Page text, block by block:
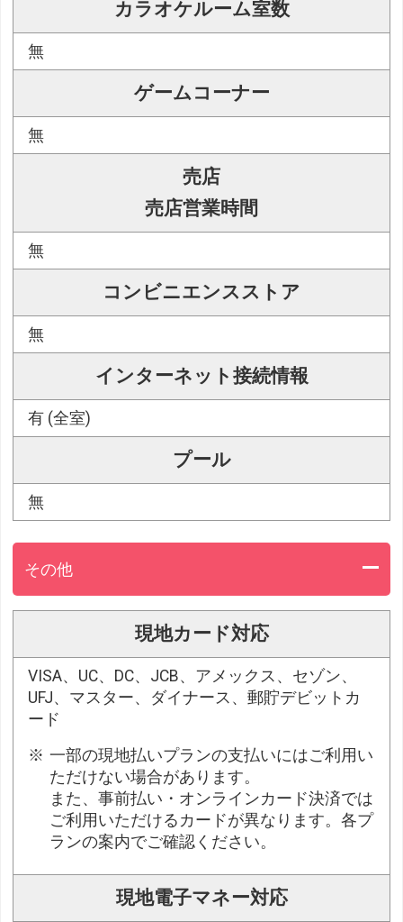
カラオケルーム室数
無
ゲームコーナー
無
売店
売店営業時間
無
コンビニエンスストア
無
インターネット接続情報
有 (全室)
プール
無
その他
現地カード対応
VISA、UC、DC、JCB、アメックス、セゾン、
UFJ、マスター、ダイナース、郵貯デビットカ
ード
一部の現地払いプランの支払いにはご利用い
ただけない場合があります。
また、事前払い・オンラインカード決済では
ご利用いただけるカードが異なります。各プ
ランの案内でご確認ください。
現地電子マネー対応